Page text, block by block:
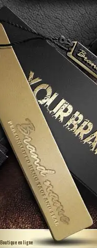
Boutique en ligne